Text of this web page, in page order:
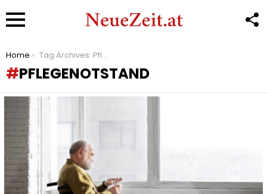
You are here:
Home Tag Archives: Pflegenotstand
PFLEGENOTSTAND
LATEST
STORIES